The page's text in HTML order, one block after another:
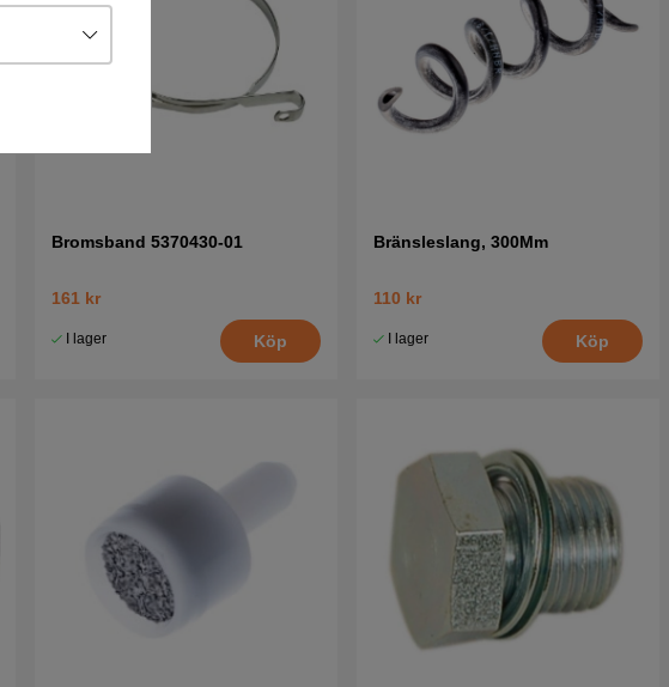
Bromsband 5370430-01
161 kr
I lager Köp
Bränsleslang, 300Mm
110 kr
I lager Köp